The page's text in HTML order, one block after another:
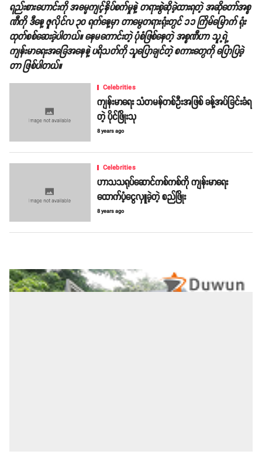
ရည်းစားဟောင်းကို အဓမ္မကျင့်နှိပ်စက်မှုနဲ့ တရားစွဲဆိုခဲ့ထားရတဲ့ အဆိုတော်အစ္စ
ဏီကို ဒီနေ့ ဇူလိုင်လ ၃၀ ရက်နေ့မှာ တာမွေတရားရုံးတွင် ၁၁ ကြိမ်မြောက် ရုံး
ထုတ်စစ်ဆေးခဲ့ပါတယ်။ နေမကောင်းတဲ့ ပုံစံဖြစ်နေတဲ့ အစ္စဏီဟာ သူ့ရဲ့
ကျန်းမာရေးအခြေအနေနဲ့ ပရိသတ်ကို သူပြောချင်တဲ့ စကားတွေကို ပြောပြခဲ့
တာ ဖြစ်ပါတယ်။
Celebrities
ကျန်းမာရေး သံတမန်တစ်ဦးအဖြစ် ခန့်အပ်ခြင်းခံရ
တဲ့ ပိုင်ဖြိုးသု
8 years ago
Celebrities
ဟာသသရုပ်ဆောင်ကစ်ကစ်ကို ကျန်းမာရေး
ထောက်ပံ့ငွေလှူခဲ့တဲ့ စည်ဖြိုး
8 years ago